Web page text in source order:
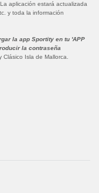
aplicación estará actualizada
y toda la información
la app Sportity en tu 'APP
la contraseña
Isla de Mallorca.